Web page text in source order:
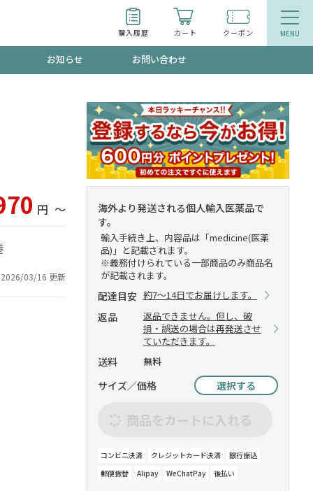
購入履歴 カート クーポン
食品
得なクーポン"3種類"出現中！今月のスト
！今すぐ使えるクーポンプレゼント中！！
集！限定クーポンも不定期配信
お知らせ お問い合わせ
円 〜
2026/03/16 更新
海外より発送される個人輸入医薬品で
す。
輸入手続き上、内容品は「medicine(医薬
品)」と記載されます。
※義務付けられている一部商品のみ商品名
が記載されます。
配達目安 約7～14日でお届けします。
返品
返品できません。但し、破
損・誤送の場合は再発送させ
ていただきます。
送料 無料
サイズ／価格 選択する
商品をカートに入れる
コンビニ決済 クレジットカード決済
銀行振込
郵便振替
Alipay WeChatPay 後払い